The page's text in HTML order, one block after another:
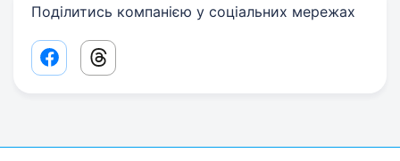
Поділитись компанією у соціальних мережах
Facebook share link
Threads share link